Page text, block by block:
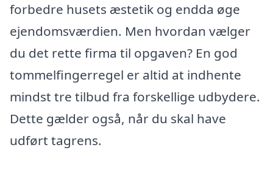
forbedre husets æstetik og endda øge
ejendomsværdien. Men hvordan vælger
du det rette firma til opgaven? En god
tommelfingerregel er altid at indhente
mindst tre tilbud fra forskellige udbydere.
Dette gælder også, når du skal have
udført tagrens.